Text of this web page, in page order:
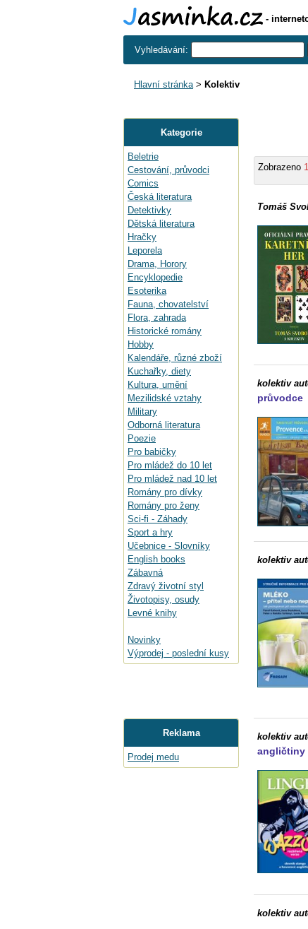
-
Vyhledávání:
Hlavní stránka> Kolektiv
Kategorie
Beletrie
Cestování, průvodci
Comics
Česká literatura
Detektivky
Dětská literatura
Hračky
Leporela
Drama, Horory
Encyklopedie
Esoterika
Fauna, chovatelství
Flora, zahrada
Historické romány
Hobby
Kalendáře, různé zboží
Kuchařky, diety
Kultura, umění
Mezilidské vztahy
Military
Odborná literatura
Poezie
Pro babičky
Pro mládež do 10 let
Pro mládež nad 10 let
Romány pro dívky
Romány pro ženy
Sci-fi - Záhady
Sport a hry
Učebnice - Slovníky
English books
Zábavná
Zdravý životní styl
Životopisy, osudy
Levné knihy
Novinky
Výprodej - poslední kusy
Reklama
Prodej medu
Zobrazeno
Tomáš
kolektiv
průvodce
kolektiv
kolektiv
angličtiny
kolektiv